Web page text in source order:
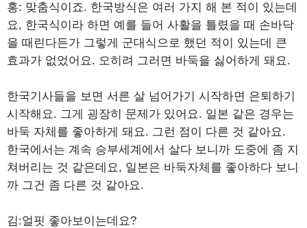
홍: 맞춤식이죠. 한국방식은 여러 가지 해 본 적이 있는데
요, 한국식이라 하면 예를 들어 사활을 틀렸을 때 손바닥
을 때린다든가 그렇게 군대식으로 했던 적이 있는데 큰
효과가 없었어요. 오히려 그러면 바둑을 싫어하게 돼요.
한국기사들을 보면 서른 살 넘어가기 시작하면 은퇴하기
시작해요. 그게 굉장히 문제가 있어요. 일본 같은 경우는
바둑 자체를 좋아하게 돼요. 그런 점이 다른 것 같아요.
한국에서는 계속 승부세계에서 살다 보니까 도중에 좀 지
쳐버리는 것 같은데요, 일본은 바둑자체를 좋아하다 보니
까 그건 좀 다른 것 같아요.
김:얼핏 좋아보이는데요?